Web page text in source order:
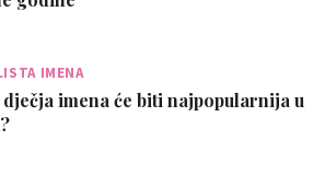
IMENA
imena će biti najpopularnija u